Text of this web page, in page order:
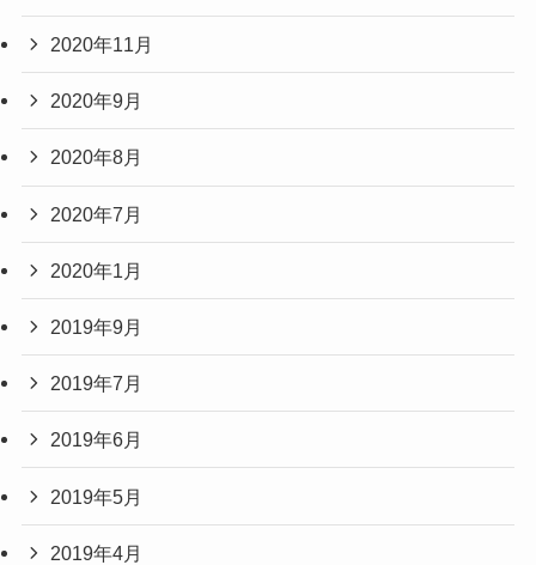
2020年11月
2020年9月
2020年8月
2020年7月
2020年1月
2019年9月
2019年7月
2019年6月
2019年5月
2019年4月